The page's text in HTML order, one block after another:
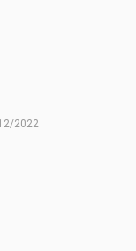
2022